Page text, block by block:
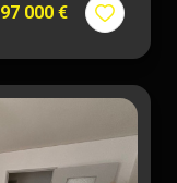
97 000 €